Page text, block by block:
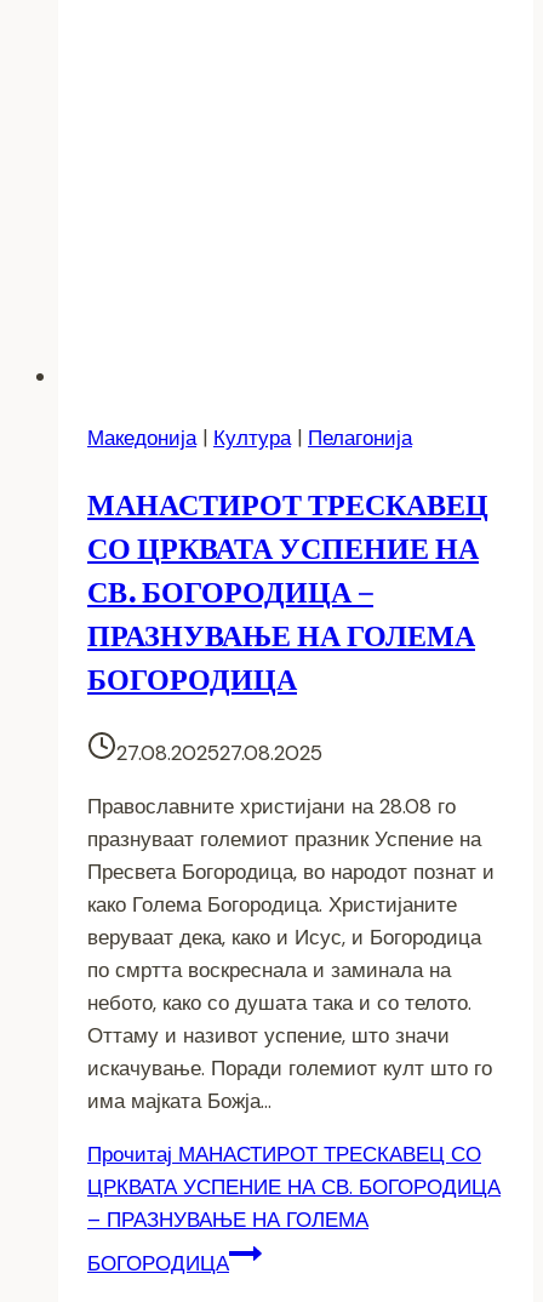
Македонија| Култура| Пелагонија
МАНАСТИРОТ ТРЕСКАВЕЦ
СО ЦРКВАТА УСПЕНИЕ НА
СВ. БОГОРОДИЦА –
ПРАЗНУВАЊЕ НА ГОЛЕМА
БОГОРОДИЦА
27.08.202527.08.2025
Православните христијани на 28.08 го
празнуваат големиот празник Успение на
Пресвета Богородица, во народот познат и
како Голема Богородица. Христијаните
веруваат дека, како и Исус, и Богородица
по смртта воскреснала и заминала на
небото, како со душата така и со телото.
Оттаму и називот успение, што значи
искачување. Поради големиот култ што го
има мајката Божја…
Прочитај МАНАСТИРОТ ТРЕСКАВЕЦ СО
ЦРКВАТА УСПЕНИЕ НА СВ. БОГОРОДИЦА
– ПРАЗНУВАЊЕ НА ГОЛЕМА
БОГОРОДИЦА